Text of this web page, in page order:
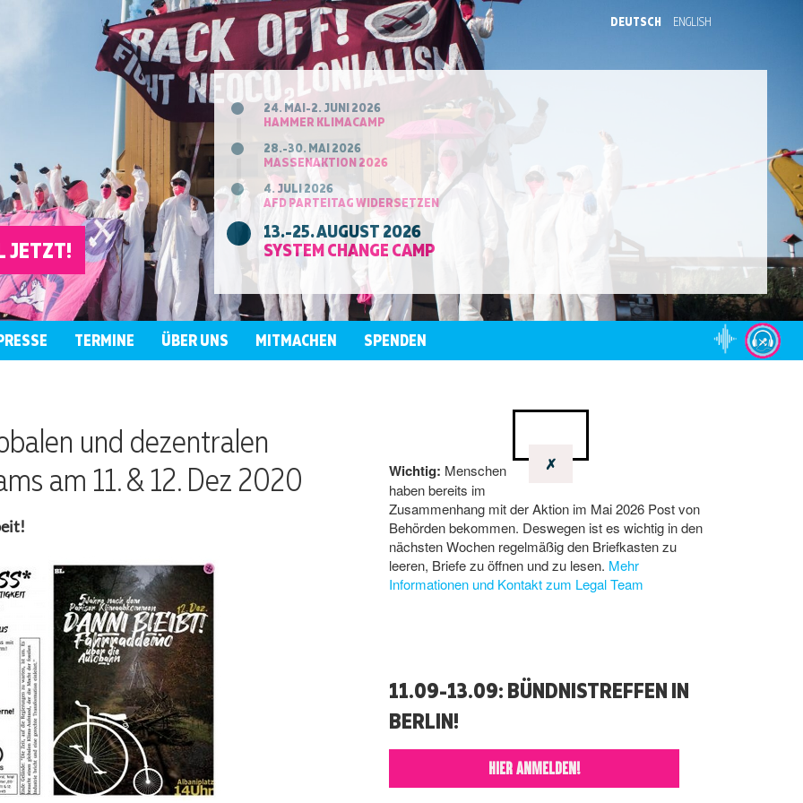
DEUTSCH ENGLISH
JETZT!
24. MAI-2. JUNI 2026
HAMMER KLIMACAMP
28.-30. MAI 2026
MASSENAKTION 2026
4. JULI 2026
AFD PARTEITAG WIDERSETZEN
13.-25. AUGUST 2026
SYSTEM CHANGE CAMP
TERMINE ÜBER UNS MITMACHEN SPENDEN
und dezentralen
am 11. & 12. Dez 2020
✗
Wichtig: Menschen
haben bereits im
Zusammenhang mit der Aktion im Mai 2026 Post von
Behörden bekommen. Deswegen ist es wichtig in den
nächsten Wochen regelmäßig den Briefkasten zu
leeren, Briefe zu öffnen und zu lesen. Mehr
Informationen und Kontakt zum Legal Team
11.09-13.09: BÜNDNISTREFFEN IN
BERLIN!
HIER ANMELDEN!